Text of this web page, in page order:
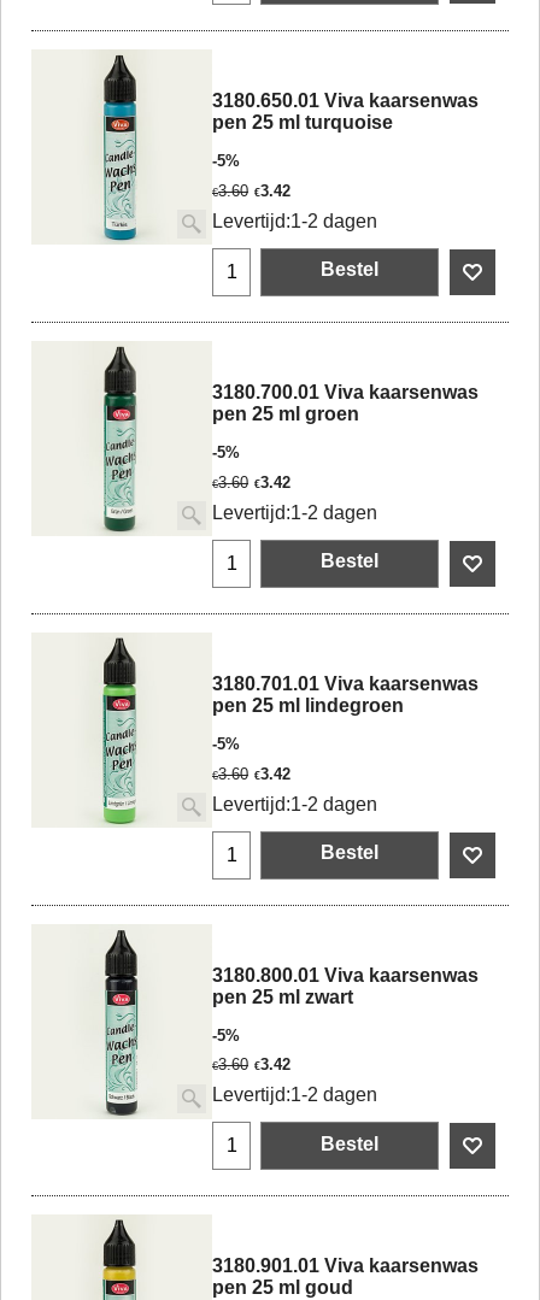
3180.650.01 Viva kaarsenwas
pen 25 ml turquoise
-5%
€3.60 €3.42
Levertijd:1-2 dagen
Bestel
3180.700.01 Viva kaarsenwas
pen 25 ml groen
-5%
€3.60 €3.42
Levertijd:1-2 dagen
Bestel
3180.701.01 Viva kaarsenwas
pen 25 ml lindegroen
-5%
€3.60 €3.42
Levertijd:1-2 dagen
Bestel
3180.800.01 Viva kaarsenwas
pen 25 ml zwart
-5%
€3.60 €3.42
Levertijd:1-2 dagen
Bestel
3180.901.01 Viva kaarsenwas
pen 25 ml goud